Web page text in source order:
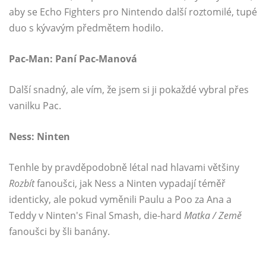
aby se Echo Fighters pro Nintendo další roztomilé, tupé
duo s kývavým předmětem hodilo.
Pac-Man: Paní Pac-Manová
Další snadný, ale vím, že jsem si ji pokaždé vybral přes
vanilku Pac.
Ness: Ninten
Tenhle by pravděpodobně létal nad hlavami většiny
Rozbítfanoušci, jak Ness a Ninten vypadají téměř
identicky, ale pokud vyměnili Paulu a Poo za Ana a
Teddy v Ninten's Final Smash, die-hard Matka / Země
fanoušci by šli banány.